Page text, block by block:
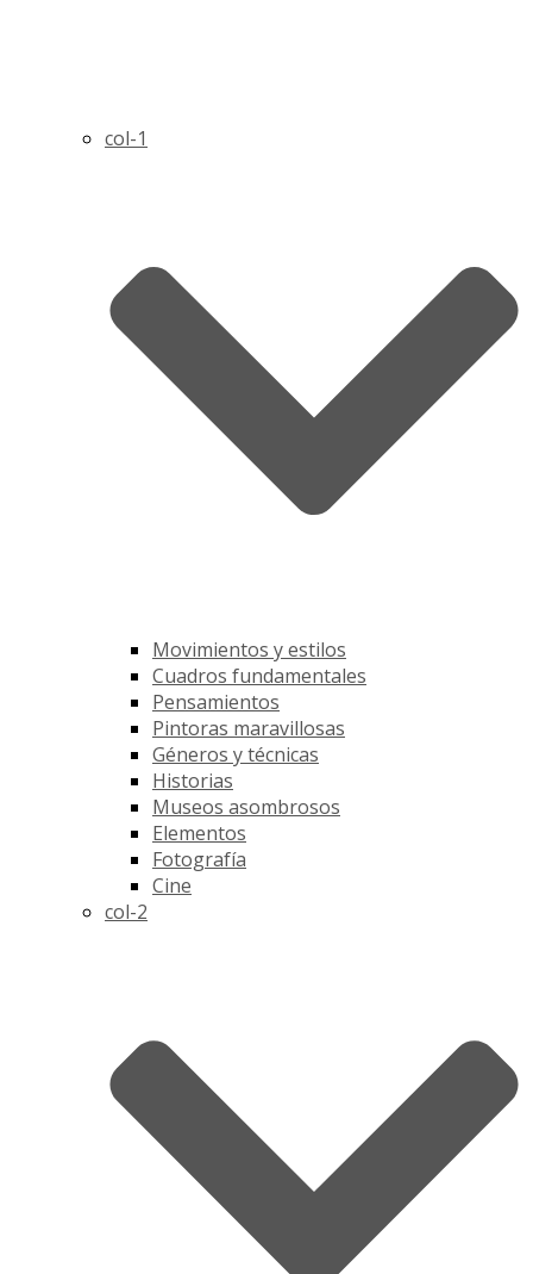
col-1
Movimientos y estilos
Cuadros fundamentales
Pensamientos
Pintoras maravillosas
Géneros y técnicas
Historias
Museos asombrosos
Elementos
Fotografía
Cine
col-2